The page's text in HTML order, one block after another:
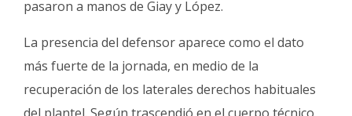
pasaron a manos de Giay y López.
La presencia del defensor aparece como el dato
más fuerte de la jornada, en medio de la
recuperación de los laterales derechos habituales